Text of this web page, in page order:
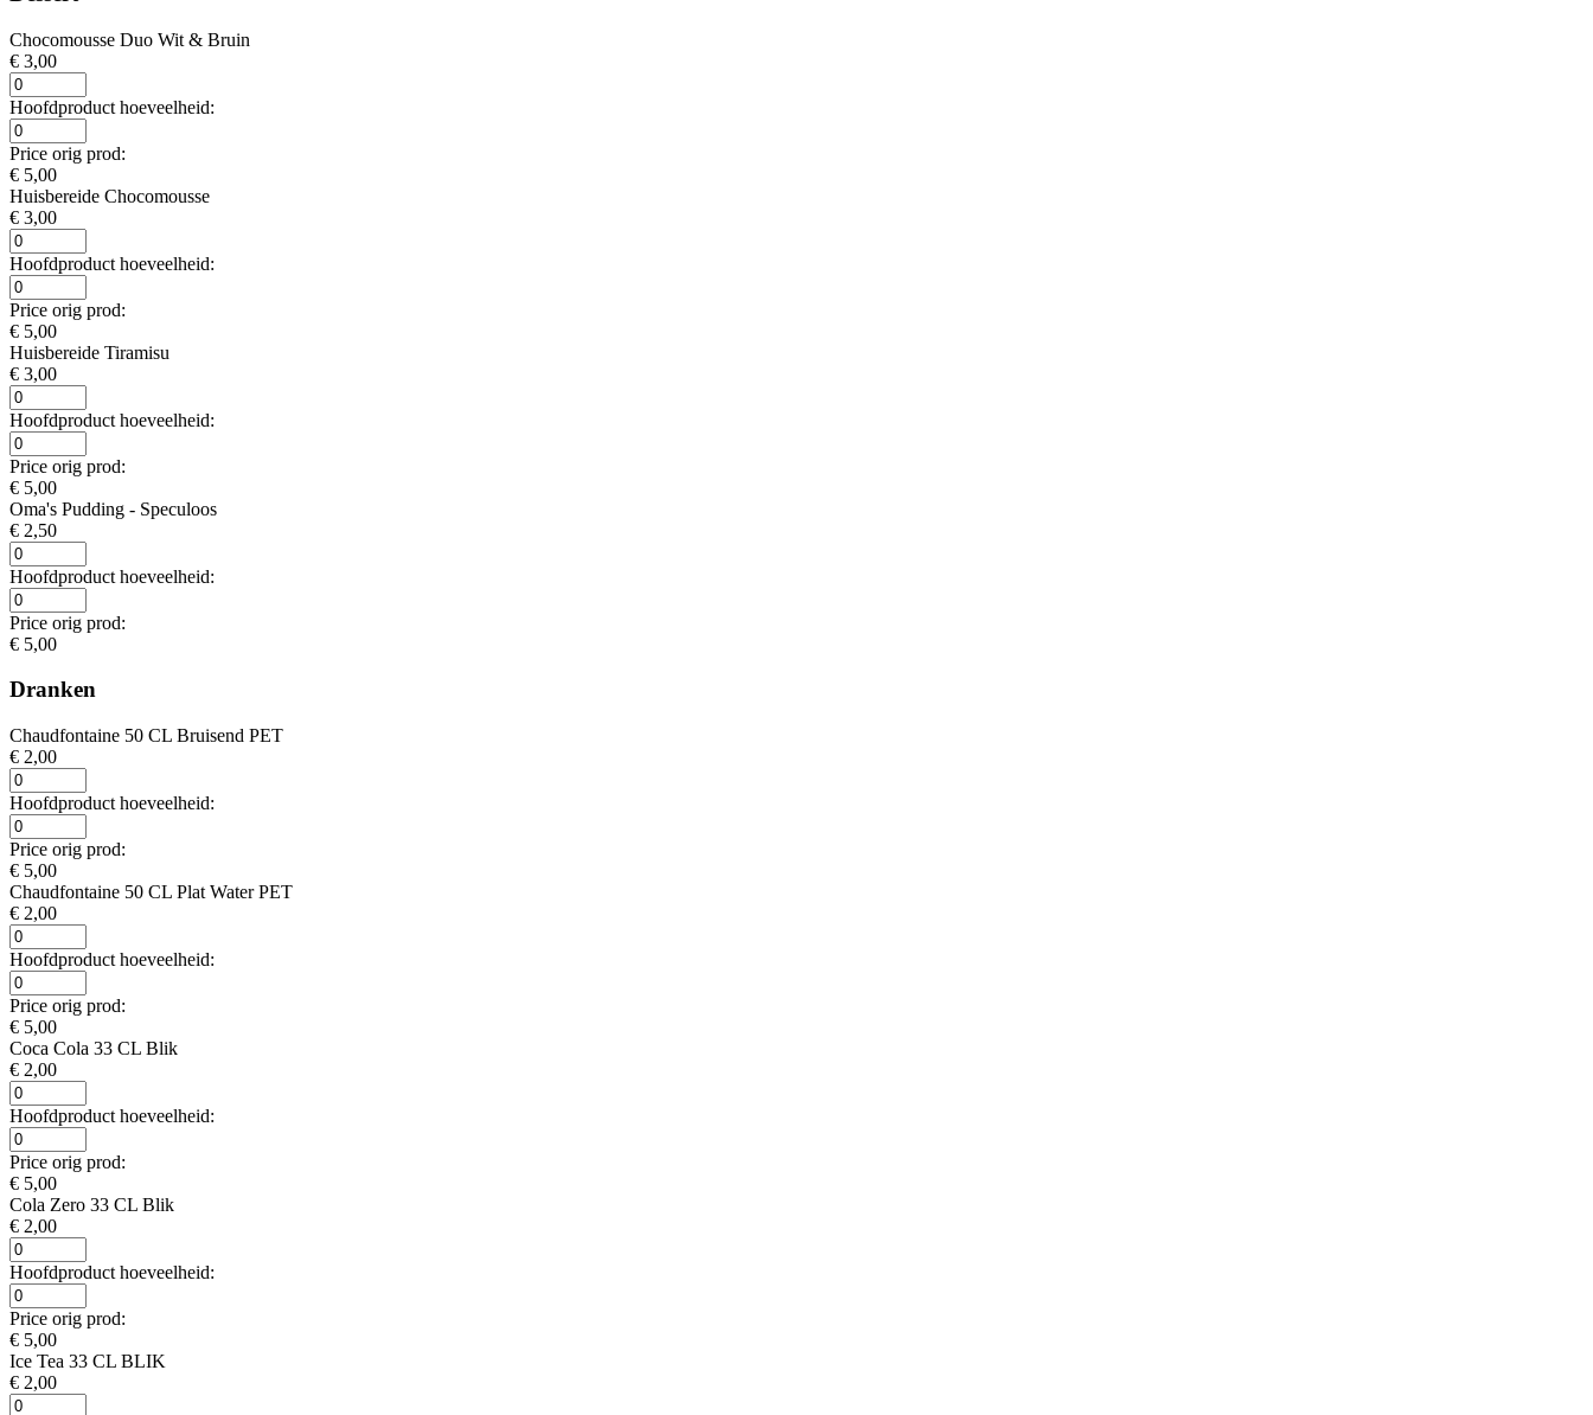
Chocomousse Duo Wit & Bruin
€ 3,00
Hoofdproduct hoeveelheid:
Price orig prod:
€ 5,00
Huisbereide Chocomousse
€ 3,00
Hoofdproduct hoeveelheid:
Price orig prod:
€ 5,00
Huisbereide Tiramisu
€ 3,00
Hoofdproduct hoeveelheid:
Price orig prod:
€ 5,00
Oma's Pudding - Speculoos
€ 2,50
Hoofdproduct hoeveelheid:
Price orig prod:
€ 5,00
Dranken
Chaudfontaine 50 CL Bruisend PET
€ 2,00
Hoofdproduct hoeveelheid:
Price orig prod:
€ 5,00
Chaudfontaine 50 CL Plat Water PET
€ 2,00
Hoofdproduct hoeveelheid:
Price orig prod:
€ 5,00
Coca Cola 33 CL Blik
€ 2,00
Hoofdproduct hoeveelheid:
Price orig prod:
€ 5,00
Cola Zero 33 CL Blik
€ 2,00
Hoofdproduct hoeveelheid:
Price orig prod:
€ 5,00
Ice Tea 33 CL BLIK
€ 2,00